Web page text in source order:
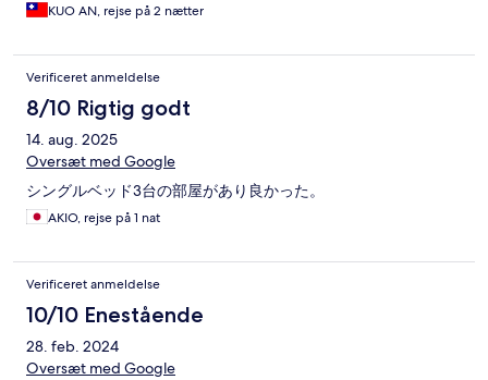
KUO AN, rejse på 2 nætter
Verificeret anmeldelse
8/10 Rigtig godt
14. aug. 2025
Oversæt med Google
シングルベッド3台の部屋があり良かった。
AKIO, rejse på 1 nat
Verificeret anmeldelse
10/10 Enestående
28. feb. 2024
Oversæt med Google